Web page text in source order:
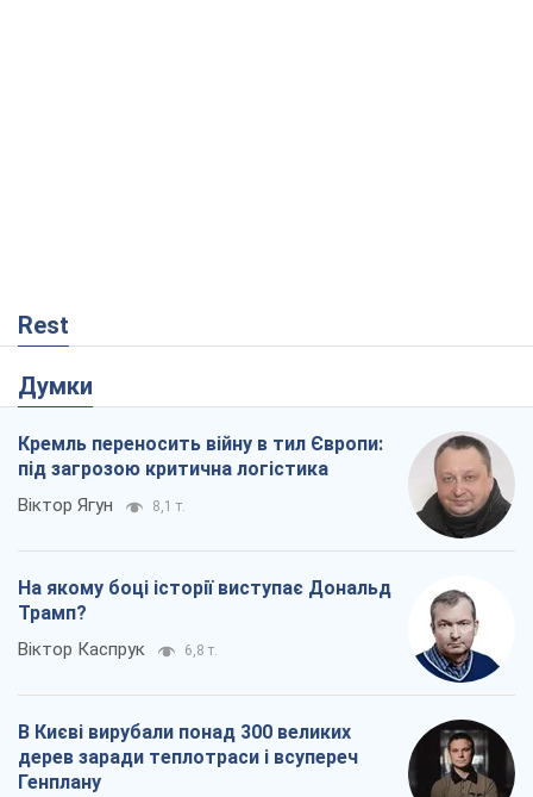
Rest
Думки
Кремль переносить війну в тил Європи:
під загрозою критична логістика
Віктор Ягун 8,1 т.
На якому боці історії виступає Дональд
Трамп?
Віктор Каспрук 6,8 т.
В Києві вирубали понад 300 великих
дерев заради теплотраси і всупереч
Генплану